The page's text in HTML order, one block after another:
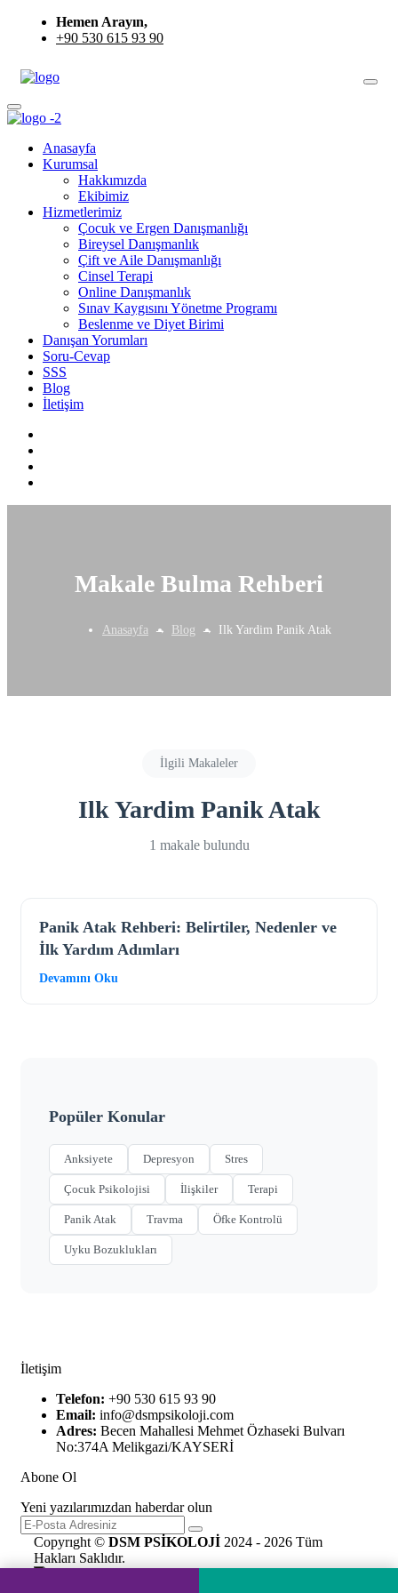
Hemen Arayın,
+90 530 615 93 90
Anasayfa
Kurumsal
Hakkımızda
Ekibimiz
Hizmetlerimiz
Çocuk ve Ergen Danışmanlığı
Bireysel Danışmanlık
Çift ve Aile Danışmanlığı
Cinsel Terapi
Online Danışmanlık
Sınav Kaygısını Yönetme Programı
Beslenme ve Diyet Birimi
Danışan Yorumları
Soru-Cevap
SSS
Blog
İletişim
Makale Bulma Rehberi
Anasayfa Blog Ilk Yardim Panik Atak
İlgili Makaleler
Ilk Yardim Panik Atak
1 makale bulundu
Panik Atak Rehberi: Belirtiler, Nedenler ve
İlk Yardım Adımları
Devamını Oku
Popüler Konular
Anksiyete Depresyon Stres
Çocuk Psikolojisi İlişkiler Terapi
Panik Atak Travma Öfke Kontrolü
Uyku Bozuklukları
İletişim
Telefon: +90 530 615 93 90
Email: info@dsmpsikoloji.com
Adres: Becen Mahallesi Mehmet Özhaseki Bulvarı
No:374A Melikgazi/KAYSERİ
Abone Ol
Yeni yazılarımızdan haberdar olun
Copyrıght © DSM PSİKOLOJİ 2024 - 2026 Tüm
Hakları Saklıdır.